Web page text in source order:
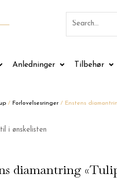
Anledninger Tilbehør
/ Forlovelsesringer / Enstens
i ønskelisten
diamantring